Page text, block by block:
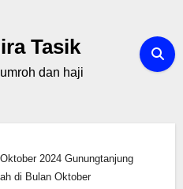
Tasik
dan haji
2024 Gunungtanjung
di Bulan Oktober